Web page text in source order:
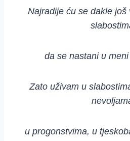
Najradije ću se dakle još
da se nastani u
Zato uživam u
u progonstvima, u